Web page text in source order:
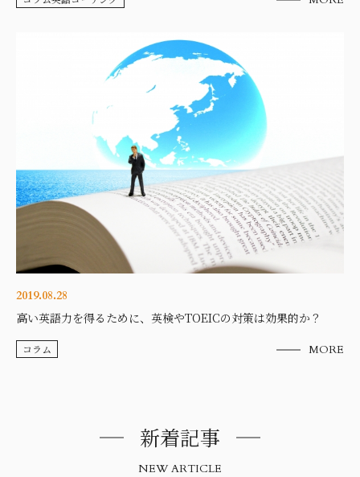
2019.08.28
高い英語力を得るために、英検やTOEICの対策は効果的か？
コラム MORE
新着記事
NEW ARTICLE